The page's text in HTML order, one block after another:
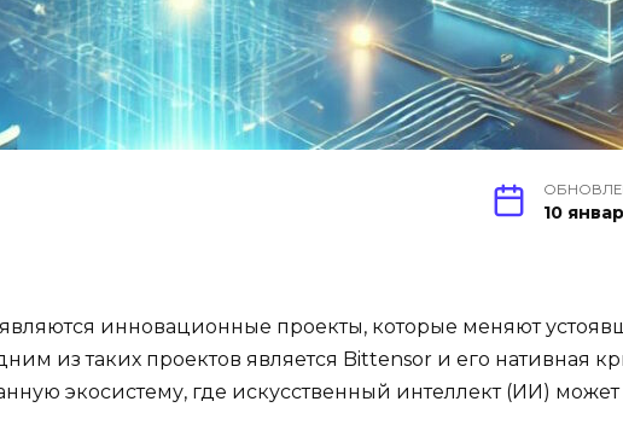
10
инновационные проекты, которые меняют
из таких проектов является Bittensor и его нативная
экосистему, где искусственный интеллект (ИИ)